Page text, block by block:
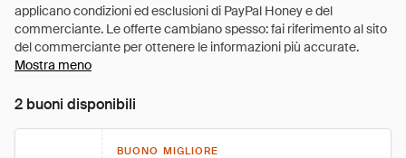
Mostra meno
2 buoni disponibili
BUONO MIGLIORE